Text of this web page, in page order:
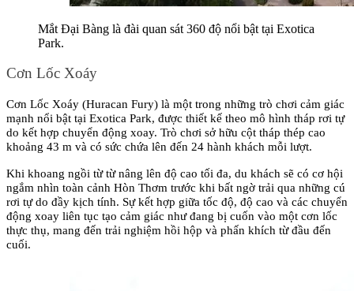
Mắt Đại Bàng là đài quan sát 360 độ nổi bật tại Exotica
Park.
Cơn Lốc Xoáy
Cơn Lốc Xoáy (Huracan Fury) là một trong những trò chơi cảm giác
mạnh nổi bật tại Exotica Park, được thiết kế theo mô hình tháp rơi tự
do kết hợp chuyển động xoay. Trò chơi sở hữu cột tháp thép cao
khoảng 43 m và có sức chứa lên đến 24 hành khách mỗi lượt.
Khi khoang ngồi từ từ nâng lên độ cao tối đa, du khách sẽ có cơ hội
ngắm nhìn toàn cảnh Hòn Thơm trước khi bất ngờ trải qua những cú
rơi tự do đầy kịch tính. Sự kết hợp giữa tốc độ, độ cao và các chuyển
động xoay liên tục tạo cảm giác như đang bị cuốn vào một cơn lốc
thực thụ, mang đến trải nghiệm hồi hộp và phấn khích từ đầu đến
cuối.